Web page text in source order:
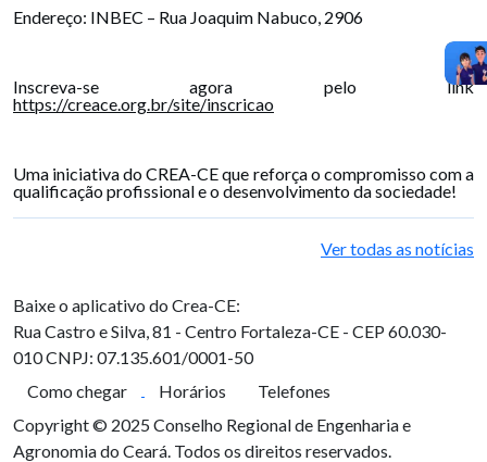
Endereço: INBEC – Rua Joaquim Nabuco, 2906
Inscreva-se agora pelo link
https://creace.org.br/site/inscricao
Uma iniciativa do CREA-CE que reforça o compromisso com a
qualificação profissional e o desenvolvimento da sociedade!
Ver todas as notícias
Baixe o aplicativo do Crea-CE:
Rua Castro e Silva, 81 - Centro Fortaleza-CE - CEP 60.030-
010CNPJ: 07.135.601/0001-50
Como chegar
Horários
Telefones
Copyright © 2025 Conselho Regional de Engenharia e
Agronomia do Ceará. Todos os direitos reservados.